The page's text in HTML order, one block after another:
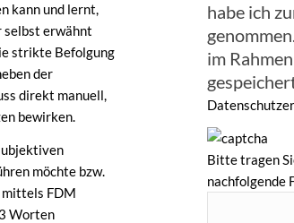
kann und lernt,
selbst erwähnt
strikte Befolgung
der
direkt manuell,
bewirken.
möchte bzw.
mittels FDM
Worten
habe ich
im
Bitte tragen
nachfolgende